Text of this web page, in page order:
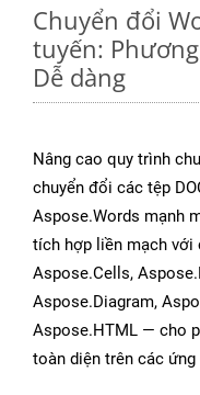
Chuyển đổi
tuyến:
Dễ dàng
Nâng cao quy trình
chuyển đổi các tệp
Aspose.Words mạnh
tích hợp liền mạch với
Aspose.Cells,
Aspose.Diagram,
Aspose.HTML — cho
toàn diện trên các ứng